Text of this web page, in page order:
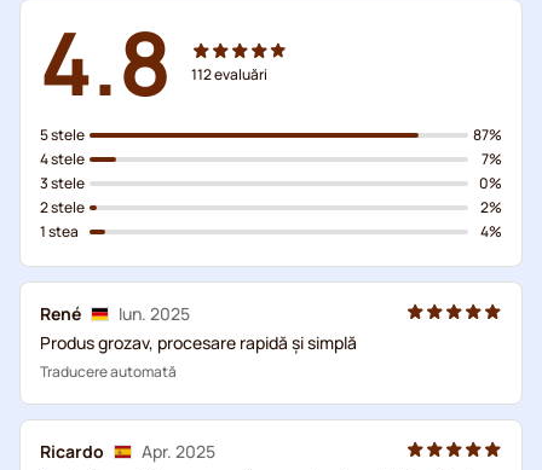
4.8 112evaluări
5 stele
4 stele
3 stele
2 stele
1 stea
87%
7%
0%
2%
4%
René
Iun. 2025
Produs grozav, procesare rapidă și simplă
Traducere automată
Ricardo
Apr. 2025